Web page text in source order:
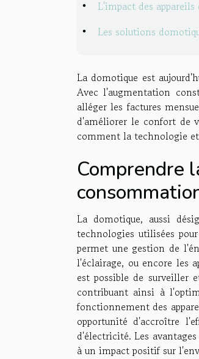
L'impact des
Les solutions
La domotique est
Avec l'augmentation
alléger les factures
d'améliorer le confort de
comment la technologie
Comprendre
La domotique, aussi
technologies utilisées
permet une gestion de
l'éclairage, ou encore les
est possible de surveiller
contribuant ainsi à
fonctionnement des
opportunité d'accroître
d'électricité. Les
à un impact positif sur